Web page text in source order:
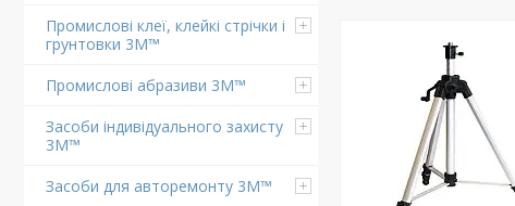
Промислові клеї, клейкі стрічки і
грунтовки 3M™
Промислові абразиви 3M™
Засоби індивідуального захисту
3M™
Засоби для авторемонту 3M™